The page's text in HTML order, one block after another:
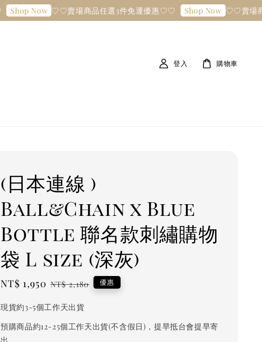
Shop Now ♡♡賣場商品任選3件免運優惠♡♡ Shop Now ♡♡賣場商
登入 購物車
(日本連線 )
Ball&Chain x Blue
Bottle 聯名款刺繡購物
袋 L size (深灰)
Sale
NT$ 1,950 Regular
NT$ 2,180 優惠
現貨約3-5個工作天出貨
預購商品約12-25個工作天出貨(不含假日)，提早抵台會提早寄
出